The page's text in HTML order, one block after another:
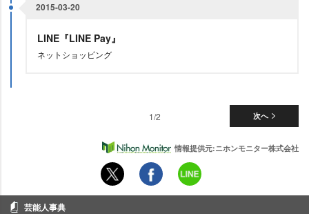
2015-03-20
LINE『LINE Pay』
ネットショッピング
次へ
1/2
情報提供元:ニホンモニター株式会社
芸能人事典